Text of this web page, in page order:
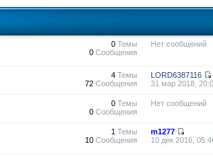
0Темы
0Сообщения
Нет сообщений
4Темы
72Сообщения
LORD6387116
31 мар 2018,
0Темы
0Сообщения
Нет сообщений
1 Темы
10Сообщения
m1277
10 дек 2016,